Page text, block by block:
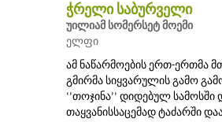
ჭრელი საბურველი
უილიამ სომერსეტ მოემი
ელფი
ამ ნაწარმოების ერთ-ერთმა
გმირმა სიყვარულის გამო
‘’თოჯინა’’ დიდებულ სამოსში
თაყვანისსაცემად ტაძარში